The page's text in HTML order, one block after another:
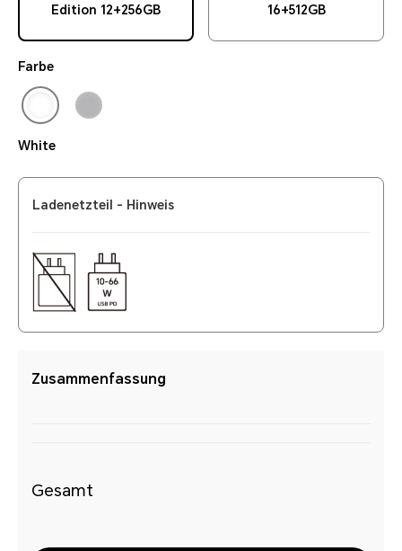
Edition 12+256GB
16+512GB
Farbe
White
Ladenetzteil - Hinweis
Zusammenfassung
Gesamt